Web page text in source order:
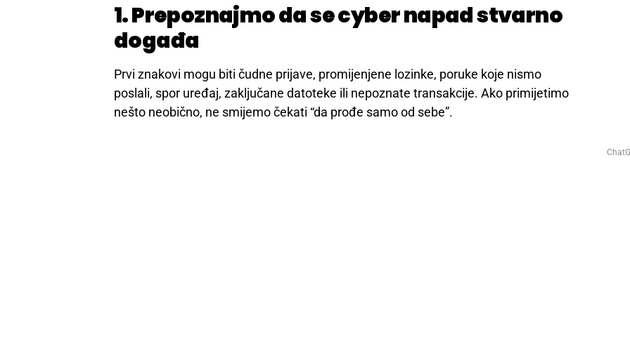
1. Prepoznajmo da se cyber napad stvarno
događa
Prvi znakovi mogu biti čudne prijave, promijenjene lozinke, poruke koje nismo
poslali, spor uređaj, zaključane datoteke ili nepoznate transakcije. Ako primijetimo
nešto neobično, ne smijemo čekati “da prođe samo od sebe”.